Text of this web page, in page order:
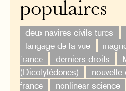
populaires
deux navires civils turcs
langage de la vue
france
derniers droits
(Dicotylédones)
nouvelle
france
nonlinear science